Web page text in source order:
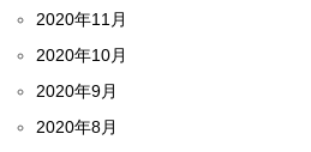
2020年11月
2020年10月
2020年9月
2020年8月